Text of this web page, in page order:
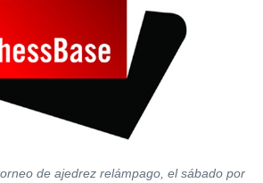
de ajedrez relámpago, el sábado por